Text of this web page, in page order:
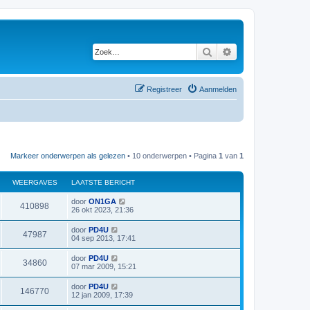
Zoek
Aanmelden
Registreer
Markeer onderwerpen als gelezen • 10 onderwerpen • Pagina 1 van 1
WEERGAVES LAATSTE BERICHT
410898
e
g
L
a
s
t
e
b
e
r
c
h
t
door ON1GA
26 okt 2023, 21:36
47987W
e
r
g
L
a
s
t
e
b
e
r
door PD4U
04 sep 2013, 17:41
34860W
e
L
a
s
t
e
door PD4U
07 mar 2009, 15:21
146770W
L
a
door PD4U
12 jan 2009, 17:39